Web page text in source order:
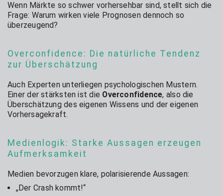
Wenn Märkte so schwer vorhersehbar sind, stellt sich die
Frage: Warum wirken viele Prognosen dennoch so
überzeugend?
Overconfidence: Die natürliche Tendenz
zur Überschätzung
Auch Experten unterliegen psychologischen Mustern.
Einer der stärksten ist die Overconfidence, also die
Überschätzung des eigenen Wissens und der eigenen
Vorhersagekraft.
Medienlogik: Starke Aussagen erzeugen
Aufmerksamkeit
Medien bevorzugen klare, polarisierende Aussagen:
„Der Crash kommt!“